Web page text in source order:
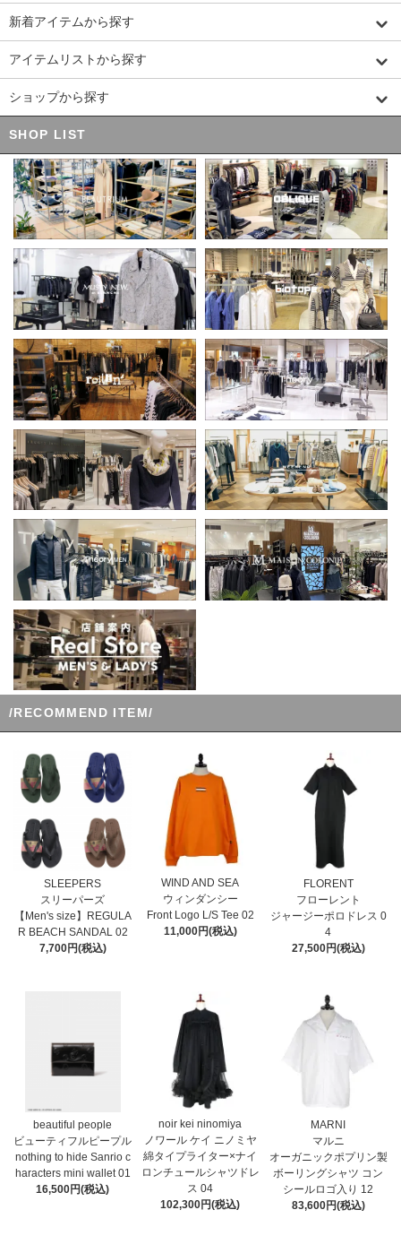
新着アイテムから探す
アイテムリストから探す
ショップから探す
SHOP LIST
/RECOMMEND ITEM/
SLEEPERS
スリーパーズ
【Men's size】REGULA
R BEACH SANDAL 02
7,700円(税込)
WIND AND SEA
ウィンダンシー
Front Logo L/S Tee 02
11,000円(税込)
FLORENT
フローレント
ジャージーポロドレス 0
4
27,500円(税込)
beautiful people
ビューティフルピープル
nothing to hide Sanrio c
haracters mini wallet⁠ 01
16,500円(税込)
noir kei ninomiya
ノワール ケイ ニノミヤ
綿タイプライター×ナイ
ロンチュールシャツドレ
ス 04
102,300円(税込)
MARNI
マルニ
オーガニックポプリン製
ボーリングシャツ コン
シールロゴ入り 12
83,600円(税込)